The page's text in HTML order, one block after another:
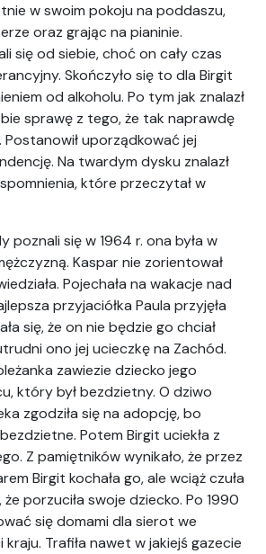
w swoim pokoju na poddaszu,
oraz grając na pianinie.
się od siebie, choć on cały czas
Skończyło się to dla Birgit
od alkoholu. Po tym jak znalazł
sprawę z tego, że tak naprawdę
Postanowił uporządkować jej
Na twardym dysku znalazł
które przeczytał w
poznali się w 1964 r. ona była w
Kaspar nie zorientował
Pojechała na wakacje nad
przyjaciółka Paula przyjęła
się, że on nie będzie go chciał
ono jej ucieczkę na Zachód.
zawiezie dziecko jego
który był bezdzietny. O dziwo
zgodziła się na adopcję, bo
Potem Birgit uciekła z
Z pamiętników wynikało, że przez
Birgit kochała go, ale wciąż czuła
porzuciła swoje dziecko. Po 1990
się domami dla sierot we
Trafiła nawet w jakiejś gazecie